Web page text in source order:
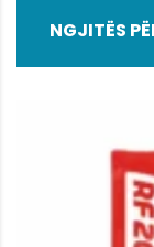
NGJITËS